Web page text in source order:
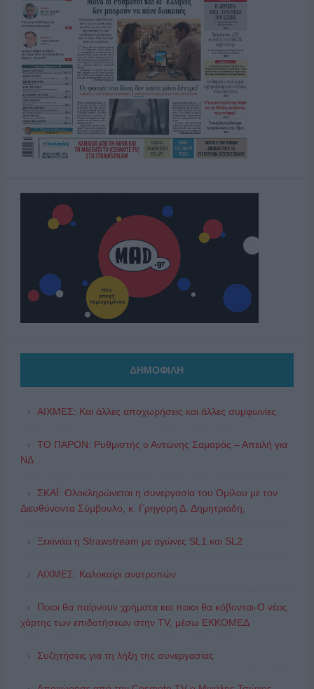
ΔΗΜΟΦΙΛΗ
ΑΙΧΜΕΣ: Και άλλες αποχωρήσεις και άλλες συμφωνίες
ΤΟ ΠΑΡΟΝ: Ρυθμιστής ο Αντώνης Σαμαράς – Απειλή για
ΝΔ
ΣΚΑΪ: Ολοκληρώνεται η συνεργασία του Ομίλου με τον
Διευθύνοντα Σύμβουλο, κ. Γρηγόρη Δ. Δημητριάδη,
Ξεκινάει η Strawstream με αγώνες SL1 και SL2
ΑΙΧΜΕΣ: Καλοκαίρι ανατροπών
Ποιοι θα παίρνουν χρήματα και ποιοι θα κόβονται-Ο νέος
χάρτης των επιδοτήσεων στην TV, μέσω ΕΚΚΟΜΕΔ
Συζητήσεις για τη λήξη της συνεργασίας